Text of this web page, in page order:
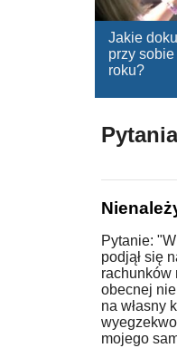
Jakie
przy
roku?
Pytanie:
podjął się
rachunków
obecnej
na własny
mojego